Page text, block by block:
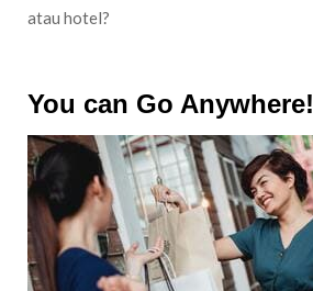
atau hotel?
You can Go Anywhere!